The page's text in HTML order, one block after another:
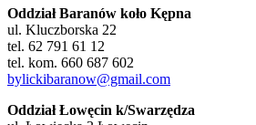
Oddział Baranów koło Kępna
ul. Kluczborska 22
tel. 62 791 61 12
tel. kom. 660 687 602
bylickibaranow@gmail.com
Oddział Łowęcin k/Swarzędza